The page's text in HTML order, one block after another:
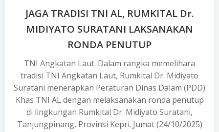
JAGA TRADISI TNI AL, RUMKITAL Dr.
MIDIYATO SURATANI LAKSANAKAN
RONDA PENUTUP
TNI Angkatan Laut. Dalam rangka memelihara
tradisi TNI Angkatan Laut, Rumkital Dr. Midiyato
Suratani menerapkan Peraturan Dinas Dalam (PDD)
Khas TNI AL dengan melaksanakan ronda penutup
di lingkungan Rumkital Dr. Midiyato Suratani,
Tanjungpinang, Provinsi Kepri. Jumat (24/10/2025)